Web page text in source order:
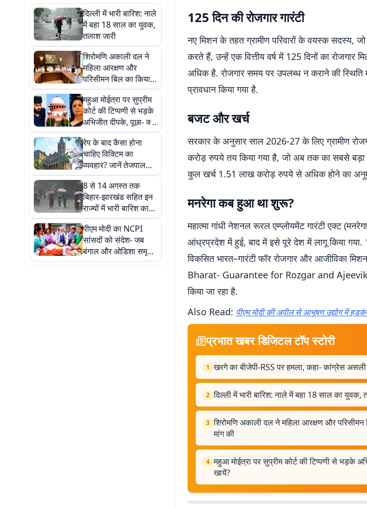
दिल्ली में भारी बारिश: नाले
में बहा 18 साल का युवक,
तलाश जारी
शिरोमणि अकाली दल ने
महिला आरक्षण और
परिसीमन बिल का किया
समर्थन, तुरंत लागू करने
की मांग की
महुआ मोईत्रा पर सुप्रीम
कोर्ट की टिप्पणी से भड़के
अभिजीत दीपके, पूछा- क्या
सब सीने पर गोली खायें?
रेप के बाद कैसा होना
चाहिए विक्टिम का
व्यवहार? जानें तेजपाल
केस में क्यों अहम है हाई
कोर्ट की टिप्पणी
8 से 14 अगस्त तक
बिहार-झारखंड सहित इन
राज्यों में भारी बारिश का
अलर्ट, आंधी-तूफान की
चेतावनी
पीएम मोदी का NCPI
सांसदों को संदेश- जब
बंगाल और ओडिशा समृद्ध
थे, तब भारत भी हर तरह
125 दिन की रोजगार गारंटी
नए मिशन के तहत ग्रामीण परिवारों के वयस्क सदस्य,
करते हैं, उन्हें एक वित्तीय वर्ष में 125 दिनों का रोजगार
अधिक है. रोजगार समय पर उपलब्ध न कराने की स्थिति में
प्रावधान किया गया है.
बजट और खर्च
सरकार के अनुसार साल 2026-27 के लिए ग्रामीण
करोड़ रुपये तय किया गया है, जो अब तक का सबसे बड़ा
कुल खर्च 1.51 लाख करोड़ रुपये से अधिक होने का
मनरेगा कब हुआ था शुरू?
महात्मा गांधी नेशनल रूरल एम्प्लोयमेंट गारंटी एक्ट
आंध्रप्रदेश में हुई, बाद में इसे पूरे देश में लागू किया
विकसित भारत–गारंटी फॉर रोजगार और आजीविका
Bharat- Guarantee for Rozgar and
किया जा रहा है.
Also Read: पीएम मोदी की अपील से आभूषण उद्योग में
प्रभात खबर डिजिटल टॉप स्टोरी
1 खरगे का बीजेपी-RSS पर हमला, कहा- कांग्रेस
2 दिल्ली में भारी बारिश: नाले में बहा 18 साल का युवक,
3 शिरोमणि अकाली दल ने महिला आरक्षण और
मांग की
4 महुआ मोईत्रा पर सुप्रीम कोर्ट की टिप्पणी से भड़के
खायें?